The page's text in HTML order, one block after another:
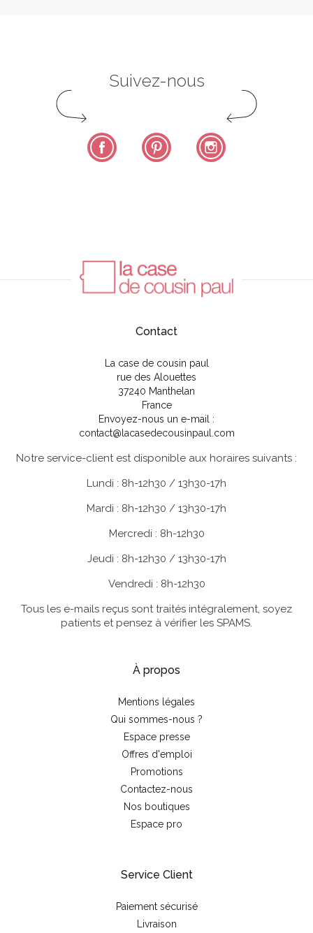
Suivez-nous
Facebook Pinterest
Contact
La case de cousin paul
rue des Alouettes
37240 Manthelan
France
Envoyez-nous un e-mail :
contact@lacasedecousinpaul.com
Notre service-client est disponible aux horaires suivants :
Lundi : 8h-12h30 / 13h30-17h
Mardi : 8h-12h30 / 13h30-17h
Mercredi : 8h-12h30
Jeudi : 8h-12h30 / 13h30-17h
Vendredi : 8h-12h30
Tous les e-mails reçus sont traités intégralement, soyez
patients et pensez à vérifier les SPAMS.
À propos
Mentions légales
Qui sommes-nous ?
Espace presse
Offres d'emploi
Promotions
Contactez-nous
Nos boutiques
Espace pro
Service Client
Paiement sécurisé
Livraison